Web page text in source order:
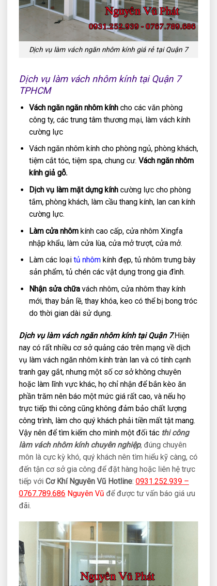
Dịch vụ làm vách ngăn nhôm kính giá rẻ tại Quận 7
Dịch vụ làm vách nhôm kính tại Quận 7
TPHCM
Vách ngăn ngăn nhôm kínhcho các văn phòng
công ty, các trung tâm thương mại, làm vách kính
cường lực
Vách ngăn nhôm kính cho phòng ngủ, phòng khách,
tiệm cắt tóc, tiệm spa, chung cư. Vách ngăn nhôm
kính giả gỗ.
Dịch vụ làm mặt dựng kínhcường lực cho phòng
tắm, phòng khách, làm cầu thang kính, lan can kính
cường lực.
Làm cửa nhômkính cao cấp, cửa nhôm Xingfa
nhập khẩu, làm cửa lùa, cửa mở trượt, cửa mở.
Làm các loạitủ nhômkính đẹp, tủ nhôm trưng bày
sản phẩm, tủ chén các vật dụng trong gia đình.
Nhận sửa chữavách nhôm, cửa nhôm thay kính
mới, thay bản lề, thay khóa, keo có thể bị bong tróc
do thời gian dài sử dụng.
Dịch vụ làm vách ngăn nhôm kính tại Quận 7.Hiện
nay có rất nhiều cơ sở quảng cáo trên mạng về dịch
vụ làm vách ngăn nhôm kính tràn lan và có tính cạnh
tranh gay gắt, nhưng một số cơ sở không chuyên
hoặc làm lĩnh vực khác, họ chỉ nhận để bắn kèo ăn
phần trăm nên báo một mức giá rất cao, và nếu họ
trực tiếp thi công cũng không đảm bảo chất lượng
công trình, làm cho quý khách phải tiền mất tật mang.
Vậy nên để tìm kiếm cho mình một đối tác thi công
làm vách nhôm kính chuyên nghiệp, đúng chuyên
môn là cực kỳ khó, quý khách nên tìm hiểu kỹ càng, có
đến tận cơ sở gia công để đặt hàng hoặc liên hệ trực
tiếp với Cơ Khí Nguyên Vũ Hotline: 0931.252.939 –
0767.789.686 Nguyên Vũ để được tư vấn báo giá ưu
đãi.